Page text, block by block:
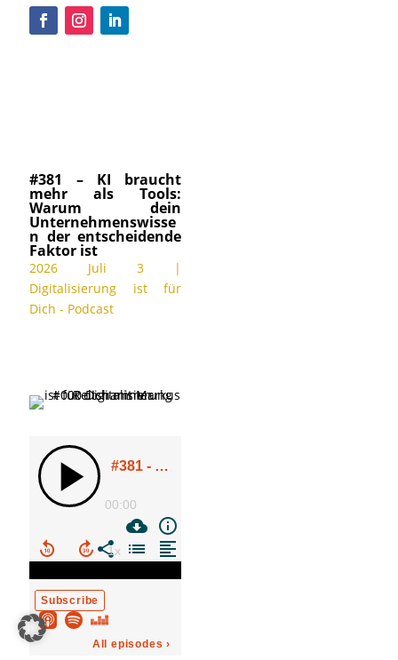
#381 – KI braucht
mehr als Tools:
Warum dein
Unternehmenswisse
n der entscheidende
Faktor ist
2026 Juli 3 |
Digitalisierung ist für
Dich - Podcast